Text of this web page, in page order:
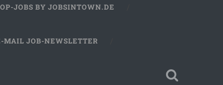
JOBS BY JOBSINTOWN.DE
MAIL JOB-NEWSLETTER